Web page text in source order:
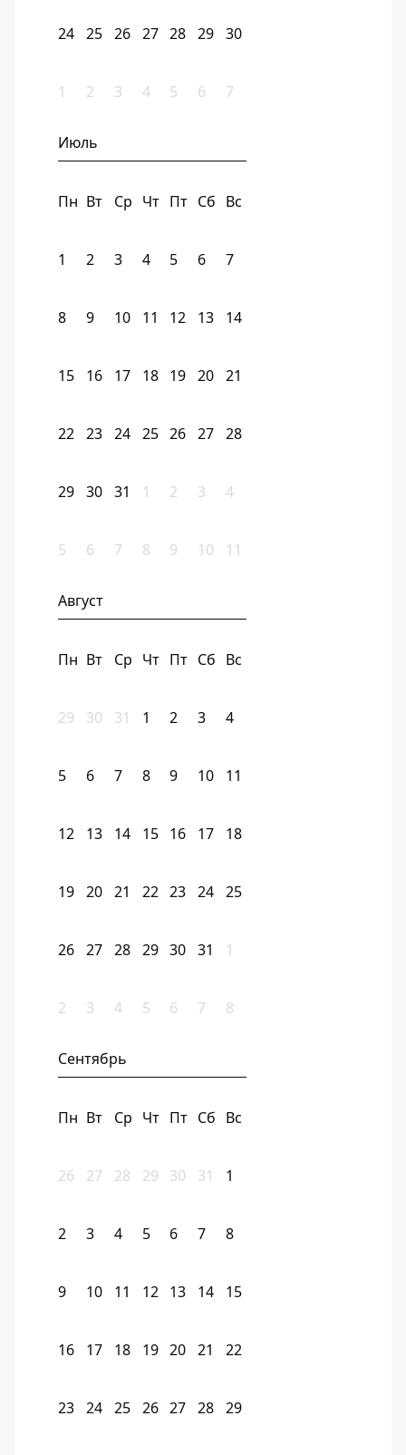
24 25 26 27 28 29 30
1 2 3 4 5 6 7
Июль
Пн Вт Ср Чт Пт Сб Вс
1 2 3 4 5 6 7
8 9 10 11 12 13 14
15 16 17 18 19 20 21
22 23 24 25 26 27 28
29 30 31 1 2 3 4
5 6 7 8 9 10 11
Август
Пн Вт Ср Чт Пт Сб Вс
29 30 31 1 2 3 4
5 6 7 8 9 10 11
12 13 14 15 16 17 18
19 20 21 22 23 24 25
26 27 28 29 30 31 1
2 3 4 5 6 7 8
Сентябрь
Пн Вт Ср Чт Пт Сб Вс
26 27 28 29 30 31 1
2 3 4 5 6 7 8
9 10 11 12 13 14 15
16 17 18 19 20 21 22
23 24 25 26 27 28 29